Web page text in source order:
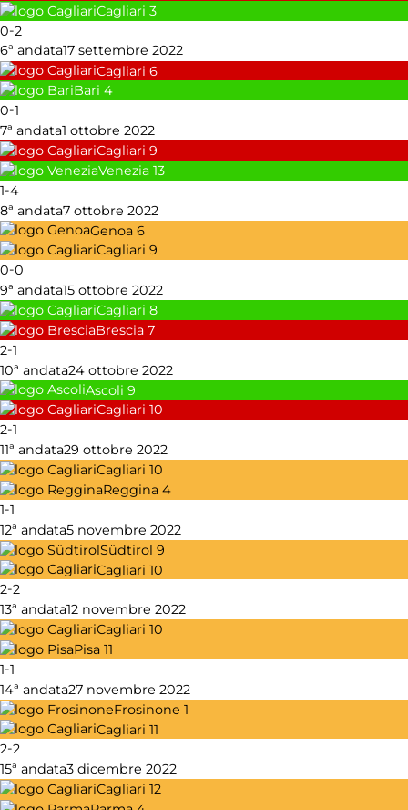
Cagliari 3
0-2
6ª andata17 settembre 2022
Cagliari 6
Bari 4
0-1
7ª andata1 ottobre 2022
Cagliari 9
Venezia 13
1-4
8ª andata7 ottobre 2022
Genoa 6
Cagliari 9
0-0
9ª andata15 ottobre 2022
Cagliari 8
Brescia 7
2-1
10ª andata24 ottobre 2022
Ascoli 9
Cagliari 10
2-1
11ª andata29 ottobre 2022
Cagliari 10
Reggina 4
1-1
12ª andata5 novembre 2022
Südtirol 9
Cagliari 10
2-2
13ª andata12 novembre 2022
Cagliari 10
Pisa 11
1-1
14ª andata27 novembre 2022
Frosinone 1
Cagliari 11
2-2
15ª andata3 dicembre 2022
Cagliari 12